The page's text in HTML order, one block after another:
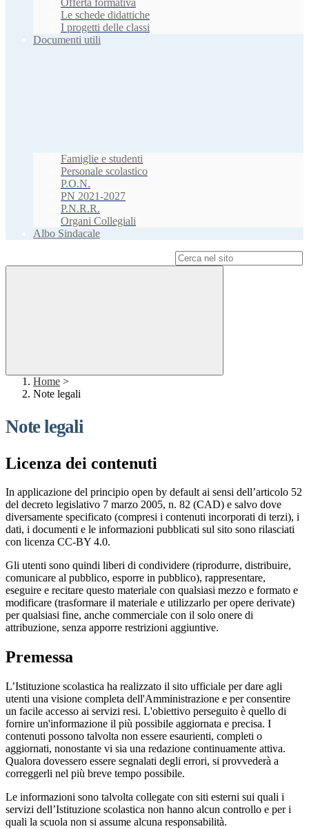
Offerta formativa
Le schede didattiche
I progetti delle classi
Documenti utili
Famiglie e studenti
Personale scolastico
P.O.N.
PN 2021-2027
P.N.R.R.
Organi Collegiali
Albo Sindacale
Home >
Note legali
Note legali
Licenza dei contenuti
In applicazione del principio open by default ai sensi dell’articolo 52
del decreto legislativo 7 marzo 2005, n. 82 (CAD) e salvo dove
diversamente specificato (compresi i contenuti incorporati di terzi), i
dati, i documenti e le informazioni pubblicati sul sito sono rilasciati
con licenza CC-BY 4.0.
Gli utenti sono quindi liberi di condividere (riprodurre, distribuire,
comunicare al pubblico, esporre in pubblico), rappresentare,
eseguire e recitare questo materiale con qualsiasi mezzo e formato e
modificare (trasformare il materiale e utilizzarlo per opere derivate)
per qualsiasi fine, anche commerciale con il solo onere di
attribuzione, senza apporre restrizioni aggiuntive.
Premessa
L’Istituzione scolastica ha realizzato il sito ufficiale per dare agli
utenti una visione completa dell'Amministrazione e per consentire
un facile accesso ai servizi resi. L'obiettivo perseguito è quello di
fornire un'informazione il più possibile aggiornata e precisa. I
contenuti possono talvolta non essere esaurienti, completi o
aggiornati, nonostante vi sia una redazione continuamente attiva.
Qualora dovessero essere segnalati degli errori, si provvederà a
correggerli nel più breve tempo possibile.
Le informazioni sono talvolta collegate con siti esterni sui quali i
servizi dell’Istituzione scolastica non hanno alcun controllo e per i
quali la scuola non si assume alcuna responsabilità.